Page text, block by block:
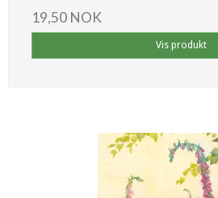
19,50 NOK
Vis produkt